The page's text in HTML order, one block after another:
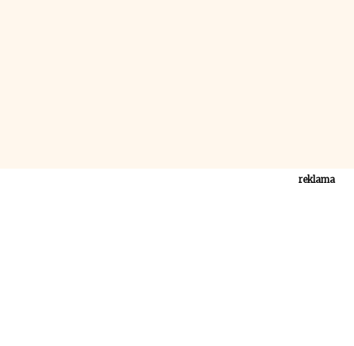
reklama